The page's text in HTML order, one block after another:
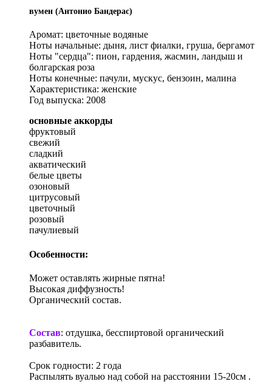
вумен (Антонио Бандерас)
Аромат: цветочные водяные
Ноты начальные: дыня, лист фиалки, груша, бергамот
Ноты "сердца": пион, гардения, жасмин, ландыш и
болгарская роза
Ноты конечные: пачули, мускус, бензоин, малина
Характеристика: женские
Год выпуска: 2008
основные аккорды
фруктовый
свежий
сладкий
акватический
белые цветы
озоновый
цитрусовый
цветочный
розовый
пачулиевый
Особенности:
Может оставлять жирные пятна!
Высокая диффузность!
Органический состав.
Состав: отдушка, бесспиртовой органический
разбавитель.
Срок годности: 2 года
Распылять вуалью над собой на расстоянии 15-20см .